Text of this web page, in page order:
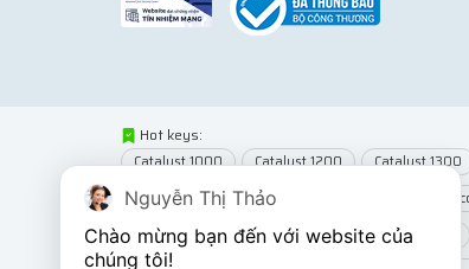
Hot keys:
Catalyst 1000 Catalyst 1200 Catalyst 1300
Network Modules
Module
Wifi MikroTik
Wifi Juniper Juniper EX2300
Nguyễn Thị Thảo
Chào mừng bạn đến với website của
chúng tôi!